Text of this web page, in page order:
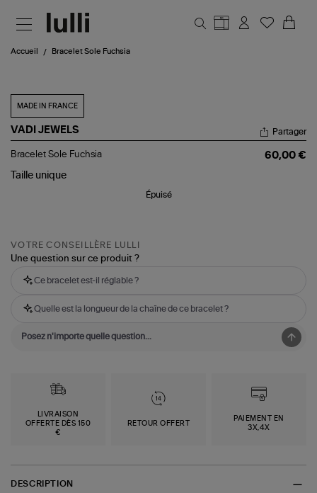
Accueil Bracelet Sole Fuchsia
MADE IN FRANCE
VADI JEWELS
Bracelet
Fuchsia
Partager
Bracelet Sole Fuchsia
60,00 €
Taille unique
Épuisé
VOTRE CONSEILLÈRE LULLI
Une question sur ce produit ?
Ce bracelet est-il réglable ?
Quelle est la longueur de la chaîne de ce bracelet ?
LIVRAISON
OFFERTE DÈS 150
€
RETOUR OFFERT
PAIEMENT EN
3X,4X
DESCRIPTION